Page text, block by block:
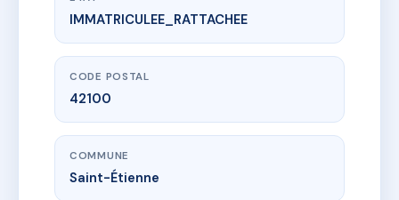
www.vme.plus/AF1195940
3 rue Coraly Royet & 10 rue des Teinturiers
3 r coraly royet
IMMATRICULEE_RATTACHEE
CODE POSTAL
42100
COMMUNE
Saint-Étienne